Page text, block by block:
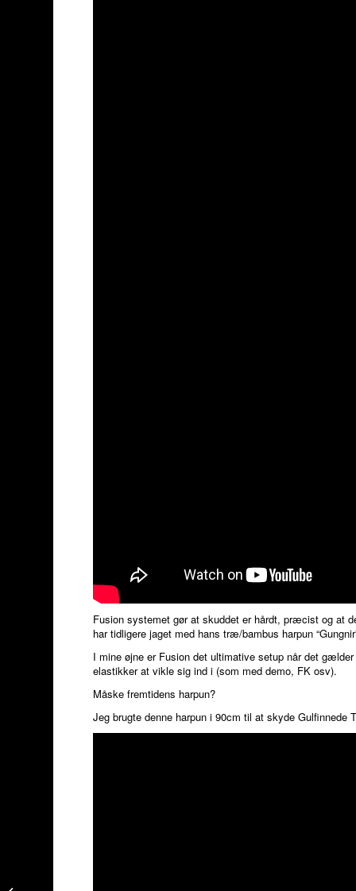
Fusion systemet gør at skuddet er hårdt, præcist og at
har tidligere jaget med hans træ/bambus harpun
I mine øjne er Fusion det ultimative setup når det
elastikker at vikle sig ind i (som med demo, FK osv).
Måske fremtidens harpun?
Jeg brugte denne harpun i 90cm til at skyde Gulfinnede